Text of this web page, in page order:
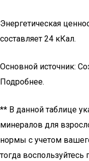
Энергетическая
составляет 24 кКал.
Основной источник:
Подробнее.
** В данной таблице
минералов для
нормы с учетом
тогда